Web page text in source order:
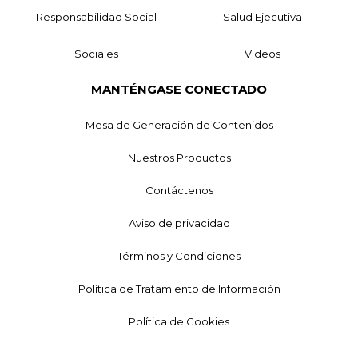
Responsabilidad Social Salud Ejecutiva
Sociales Videos
MANTÉNGASE CONECTADO
Mesa de Generación de Contenidos
Nuestros Productos
Contáctenos
Aviso de privacidad
Términos y Condiciones
Política de Tratamiento de Información
Política de Cookies